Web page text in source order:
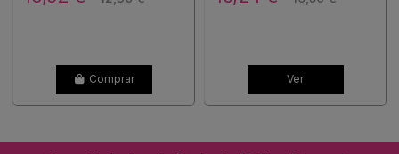
Comprar Ver